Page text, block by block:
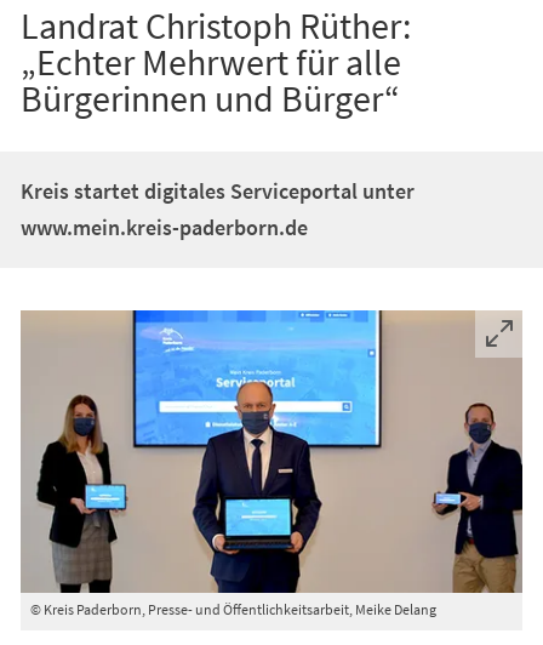
Landrat Christoph Rüther:
„Echter Mehrwert für alle
Bürgerinnen und Bürger“
Kreis startet digitales Serviceportal unter
www.mein.kreis-paderborn.de
© Kreis Paderborn, Presse- und Öffentlichkeitsarbeit, Meike Delang